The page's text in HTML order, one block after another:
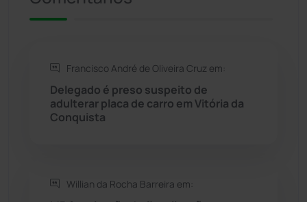
Rio do Antônio
Rio do Pires
Seabra
Francisco André de Oliveira Cruz em:
Delegado é preso suspeito de
adulterar placa de carro em Vitória da
Conquista
Willian da Rocha Barreira em: